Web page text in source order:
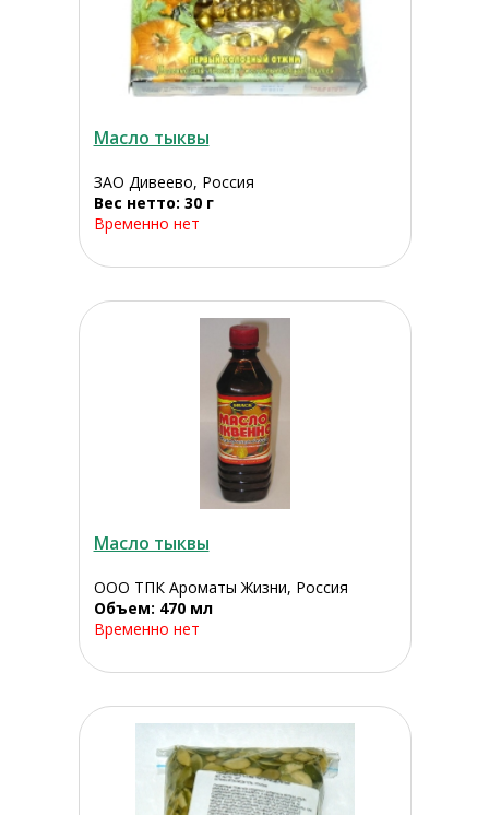
Масло тыквы
ЗАО Дивеево, Россия
Вес нетто: 30 г
Временно нет
Масло тыквы
ООО ТПК Ароматы Жизни, Россия
Объем: 470 мл
Временно нет